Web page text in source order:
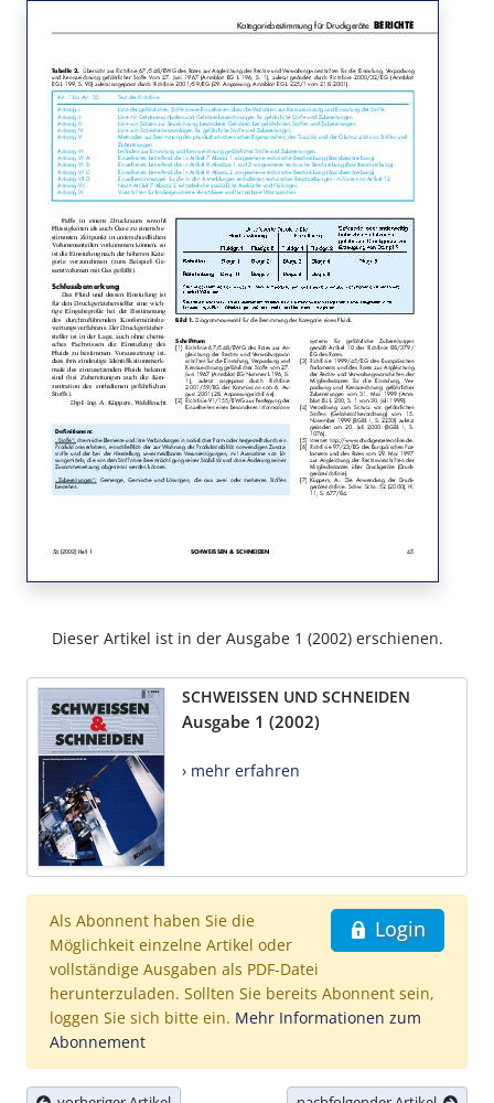
Dieser Artikel ist in der Ausgabe 1 (2002) erschienen.
SCHWEISSEN UND SCHNEIDEN
Ausgabe 1 (2002)
› mehr erfahren
Login
Als Abonnent haben Sie die
Möglichkeit einzelne Artikel oder
vollständige Ausgaben als PDF-Datei
herunterzuladen. Sollten Sie bereits Abonnent sein,
loggen Sie sich bitte ein. Mehr Informationen zum
Abonnement